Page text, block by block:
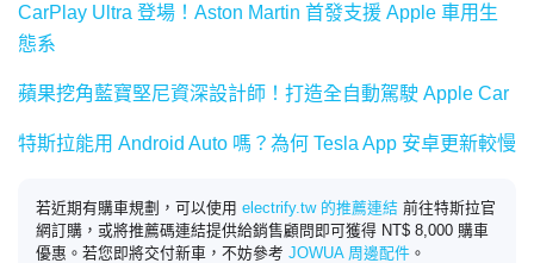
CarPlay Ultra 登場！Aston Martin 首發支援 Apple 車用生
態系
蘋果挖角藍寶堅尼資深設計師！打造全自動駕駛 Apple Car
特斯拉能用 Android Auto 嗎？為何 Tesla App 安卓更新較慢
若近期有購車規劃，可以使用 electrify.tw 的推薦連結 前往特斯拉官
網訂購，或將推薦碼連結提供給銷售顧問即可獲得 NT$ 8,000 購車
優惠。若您即將交付新車，不妨參考 JOWUA 周邊配件 。